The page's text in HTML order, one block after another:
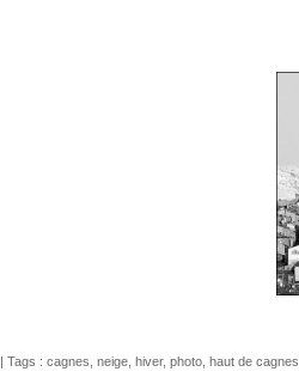
| Tags : cagnes neige hiver, photo haut de cagnes